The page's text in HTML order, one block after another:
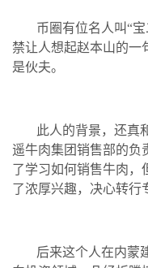
币圈有位名人叫“
禁让人想起赵本山的一
是伙夫。
此人的背景，还真
遥牛肉集团销售部的负
了学习如何销售牛肉，
了浓厚兴趣，决心转行
后来这个人在内蒙